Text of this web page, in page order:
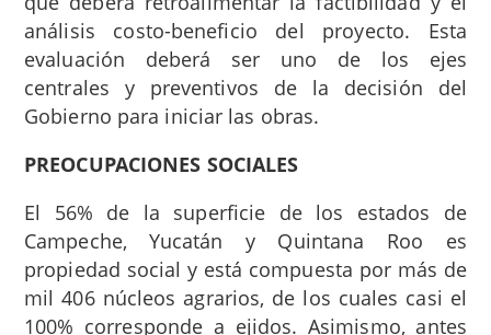
análisis costo-beneficio del proyecto. Esta
evaluación deberá ser uno de los ejes
centrales y preventivos de la decisión del
Gobierno para iniciar las obras.
PREOCUPACIONES SOCIALES
El 56% de la superficie de los estados de
Campeche, Yucatán y Quintana Roo es
propiedad social y está compuesta por más de
mil 406 núcleos agrarios, de los cuales casi el
100% corresponde a ejidos. Asimismo, antes